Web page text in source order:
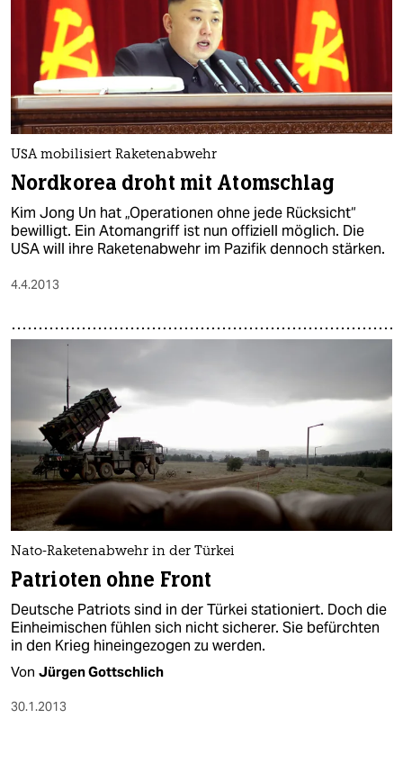
USA mobilisiert Raketenabwehr
Nordkorea droht mit Atomschlag
Kim Jong Un hat „Operationen ohne jede Rücksicht“
bewilligt. Ein Atomangriff ist nun offiziell möglich. Die
USA will ihre Raketenabwehr im Pazifik dennoch stärken.
4.4.2013
Nato-Raketenabwehr in der Türkei
Patrioten ohne Front
Deutsche Patriots sind in der Türkei stationiert. Doch die
Einheimischen fühlen sich nicht sicherer. Sie befürchten
in den Krieg hineingezogen zu werden.
Von Jürgen Gottschlich
30.1.2013